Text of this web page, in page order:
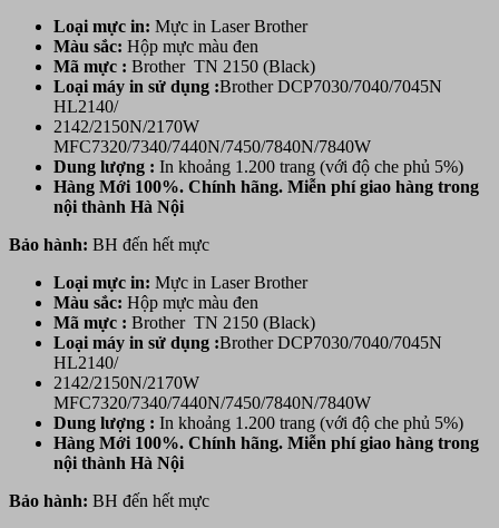
Loại mực in: Mực in Laser Brother
Màu sắc: Hộp mực màu đen
Mã mực : Brother TN 2150 (Black)
Loại máy in sử dụng :Brother DCP7030/7040/7045N
HL2140/
2142/2150N/2170W
MFC7320/7340/7440N/7450/7840N/7840W
Dung lượng : In khoảng 1.200 trang (với độ che phủ 5%)
Hàng Mới 100%. Chính hãng. Miễn phí giao hàng trong
nội thành Hà Nội
Bảo hành: BH đến hết mực
Loại mực in: Mực in Laser Brother
Màu sắc: Hộp mực màu đen
Mã mực : Brother TN 2150 (Black)
Loại máy in sử dụng :Brother DCP7030/7040/7045N
HL2140/
2142/2150N/2170W
MFC7320/7340/7440N/7450/7840N/7840W
Dung lượng : In khoảng 1.200 trang (với độ che phủ 5%)
Hàng Mới 100%. Chính hãng. Miễn phí giao hàng trong
nội thành Hà Nội
Bảo hành: BH đến hết mực